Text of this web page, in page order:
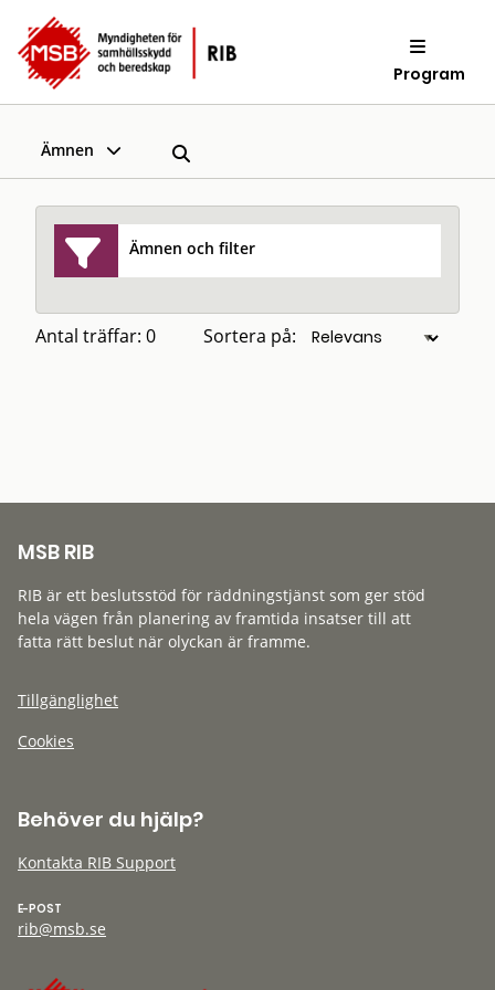
Program
Ämnen
Ämnen och filter
Antal träffar: 0 Sortera på:
MSB RIB
RIB är ett beslutsstöd för räddningstjänst som ger stöd
hela vägen från planering av framtida insatser till att
fatta rätt beslut när olyckan är framme.
Tillgänglighet
Cookies
Behöver du hjälp?
Kontakta RIB Support
E-POST
rib@msb.se